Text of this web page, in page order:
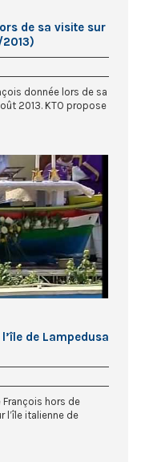
de sa visite sur
donnée lors de sa
2013. KTO propose
de Lampedusa
hors de
l’île italienne de